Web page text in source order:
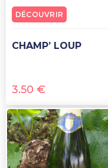
CHAMP’ LOUP
3.50 €
DÉCOUVRIR